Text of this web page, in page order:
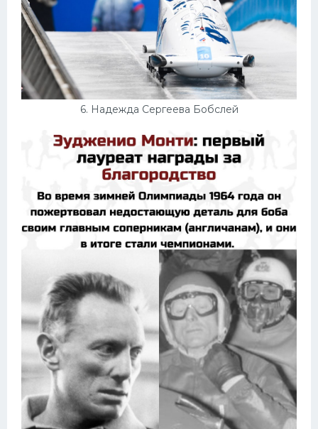
6. Надежда Сергеева Бобслей